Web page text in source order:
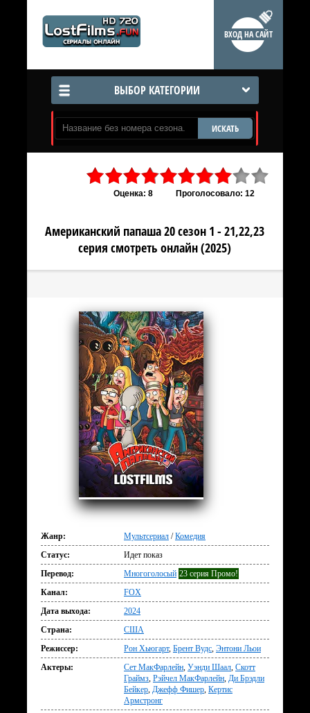
ВХОД НА САЙТ
ВЫБОР КАТЕГОРИИ
ИСКАТЬ
Оценка: 8 Проголосовало: 12
Американский папаша 20 сезон 1 - 21,22,23
серия смотреть онлайн (2025)
Жанр: Мультсериал /Комедия
Статус:
Идет показ
Перевод:
Многоголосый 23 серия Промо!
Канал:
FOX
Дата выхода:
2024
Страна:
США
Режиссер:
Рон Хьюгарт, Брент Вудс, Энтони Льои
Актеры:
Сет МакФарлейн, Уэнди Шаал, Скотт
Граймз, Рэйчел МакФарлейн, Ди Брэдли
Бейкер, Джефф Фишер, Кертис
Армстронг